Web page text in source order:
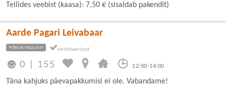
Tellides veebist (kaasa): 7,50 € (sisaldab pakendit)
Aarde Pagari Leivabaar
PÕHJA-TALLINN
0 155 12:00-14:00
Täna kahjuks päevapakkumisi ei ole. Vabandame!